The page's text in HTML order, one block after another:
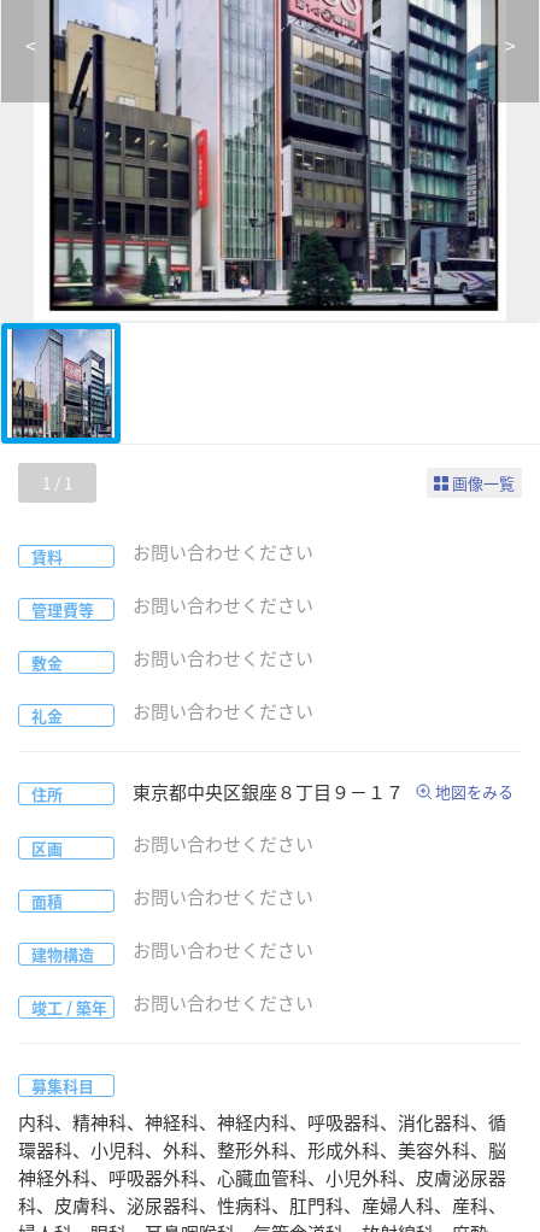
< >
1 / 1 画像一覧
賃料 お問い合わせください
管理費等 お問い合わせください
敷金 お問い合わせください
礼金 お問い合わせください
住所 東京都中央区銀座８丁目９−１７ 地図をみる
区画 お問い合わせください
面積 お問い合わせください
建物構造 お問い合わせください
竣工 / 築年 お問い合わせください
募集科目
内科、精神科、神経科、神経内科、呼吸器科、消化器科、循
環器科、小児科、外科、整形外科、形成外科、美容外科、脳
神経外科、呼吸器外科、心臓血管科、小児外科、皮膚泌尿器
科、皮膚科、泌尿器科、性病科、肛門科、産婦人科、産科、